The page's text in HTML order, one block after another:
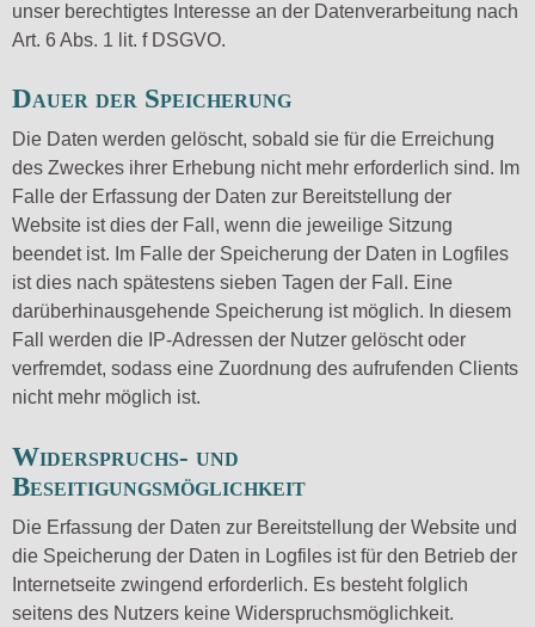
unser berechtigtes Interesse an der Datenverarbeitung nach
Art. 6 Abs. 1 lit. f DSGVO.
Dauer der Speicherung
Die Daten werden gelöscht, sobald sie für die Erreichung
des Zweckes ihrer Erhebung nicht mehr erforderlich sind. Im
Falle der Erfassung der Daten zur Bereitstellung der
Website ist dies der Fall, wenn die jeweilige Sitzung
beendet ist. Im Falle der Speicherung der Daten in Logfiles
ist dies nach spätestens sieben Tagen der Fall. Eine
darüberhinausgehende Speicherung ist möglich. In diesem
Fall werden die IP-Adressen der Nutzer gelöscht oder
verfremdet, sodass eine Zuordnung des aufrufenden Clients
nicht mehr möglich ist.
Widerspruchs- und
Beseitigungsmöglichkeit
Die Erfassung der Daten zur Bereitstellung der Website und
die Speicherung der Daten in Logfiles ist für den Betrieb der
Internetseite zwingend erforderlich. Es besteht folglich
seitens des Nutzers keine Widerspruchsmöglichkeit.